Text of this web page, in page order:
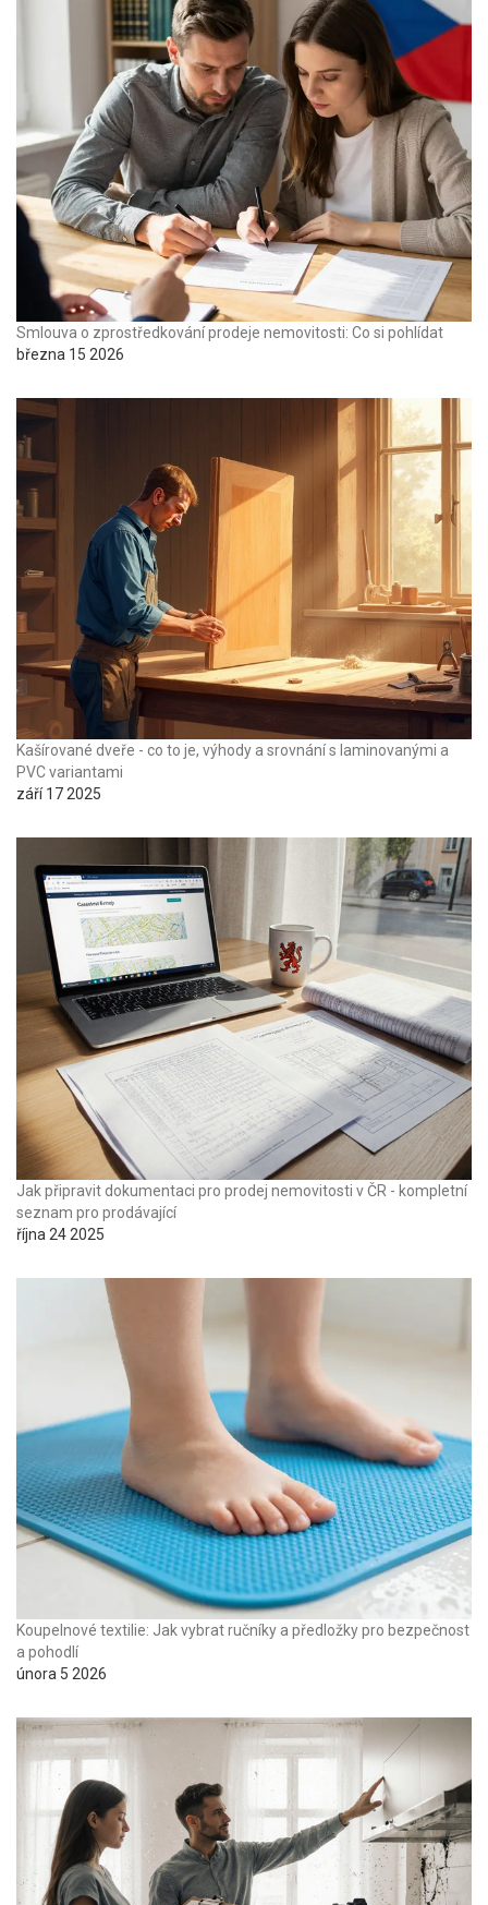
Smlouva o zprostředkování prodeje nemovitosti: Co si pohlídat
března 15 2026
Kašírované dveře - co to je, výhody a srovnání s laminovanými a
PVC variantami
září 17 2025
Jak připravit dokumentaci pro prodej nemovitosti v ČR - kompletní
seznam pro prodávající
října 24 2025
Koupelnové textilie: Jak vybrat ručníky a předložky pro bezpečnost
a pohodlí
února 5 2026